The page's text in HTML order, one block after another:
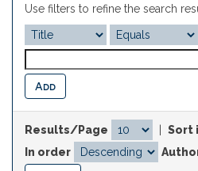
Use filters to refine the search
Results/Page
Sort
In order